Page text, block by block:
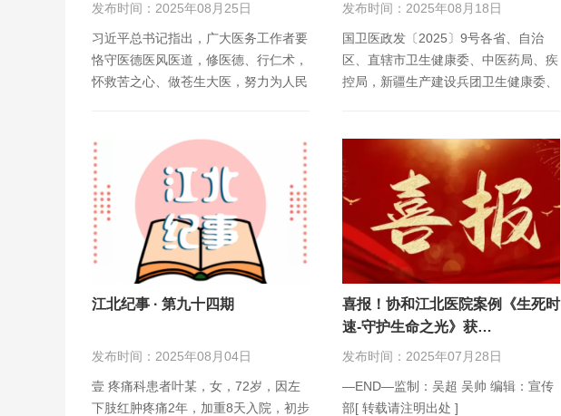
发布时间：2025年08月25日
习近平总书记指出，广大医务工作者要
恪守医德医风医道，修医德、行仁术，
怀救苦之心、做苍生大医，努力为人民
发布时间：2025年08月18日
国卫医政发〔2025〕9号各省、自治
区、直辖市卫生健康委、中医药局、疾
控局，新疆生产建设兵团卫生健康委、
江北纪事 · 第九十四期
发布时间：2025年08月04日
壹 疼痛科患者叶某，女，72岁，因左
下肢红肿疼痛2年，加重8天入院，初步
喜报！协和江北医院案例《生死时
速-守护生命之光》获…
发布时间：2025年07月28日
—END—监制：吴超 吴帅 编辑：宣传
部[ 转载请注明出处 ]